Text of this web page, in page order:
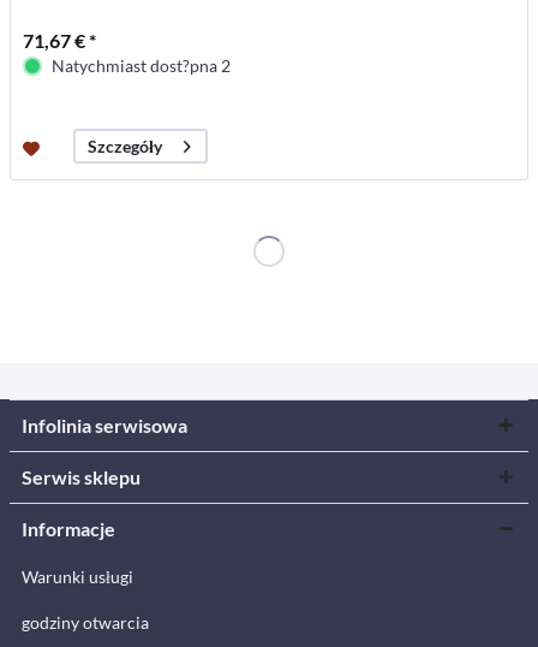
71,67 € *
Natychmiast dost?pna 2
Szczegóły
Infolinia serwisowa
Serwis sklepu
Informacje
Warunki usługi
godziny otwarcia